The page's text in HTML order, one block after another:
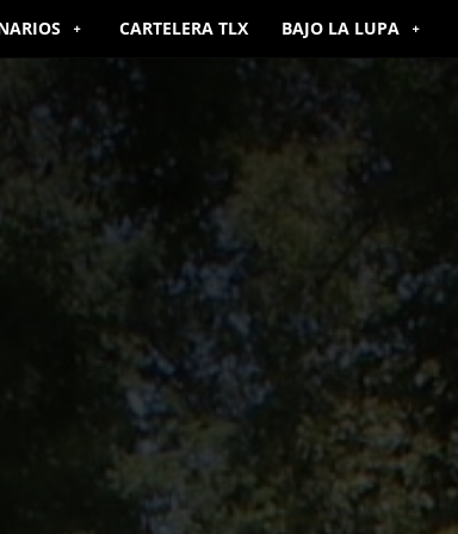
CARTELERA TLX BAJO LA LUPA